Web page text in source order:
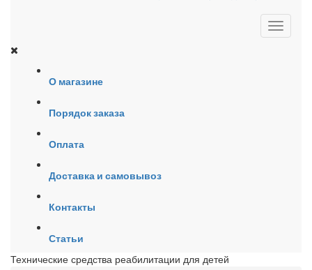
О магазине
Порядок заказа
Оплата
Доставка и самовывоз
Контакты
Статьи
Технические средства реабилитации для детей